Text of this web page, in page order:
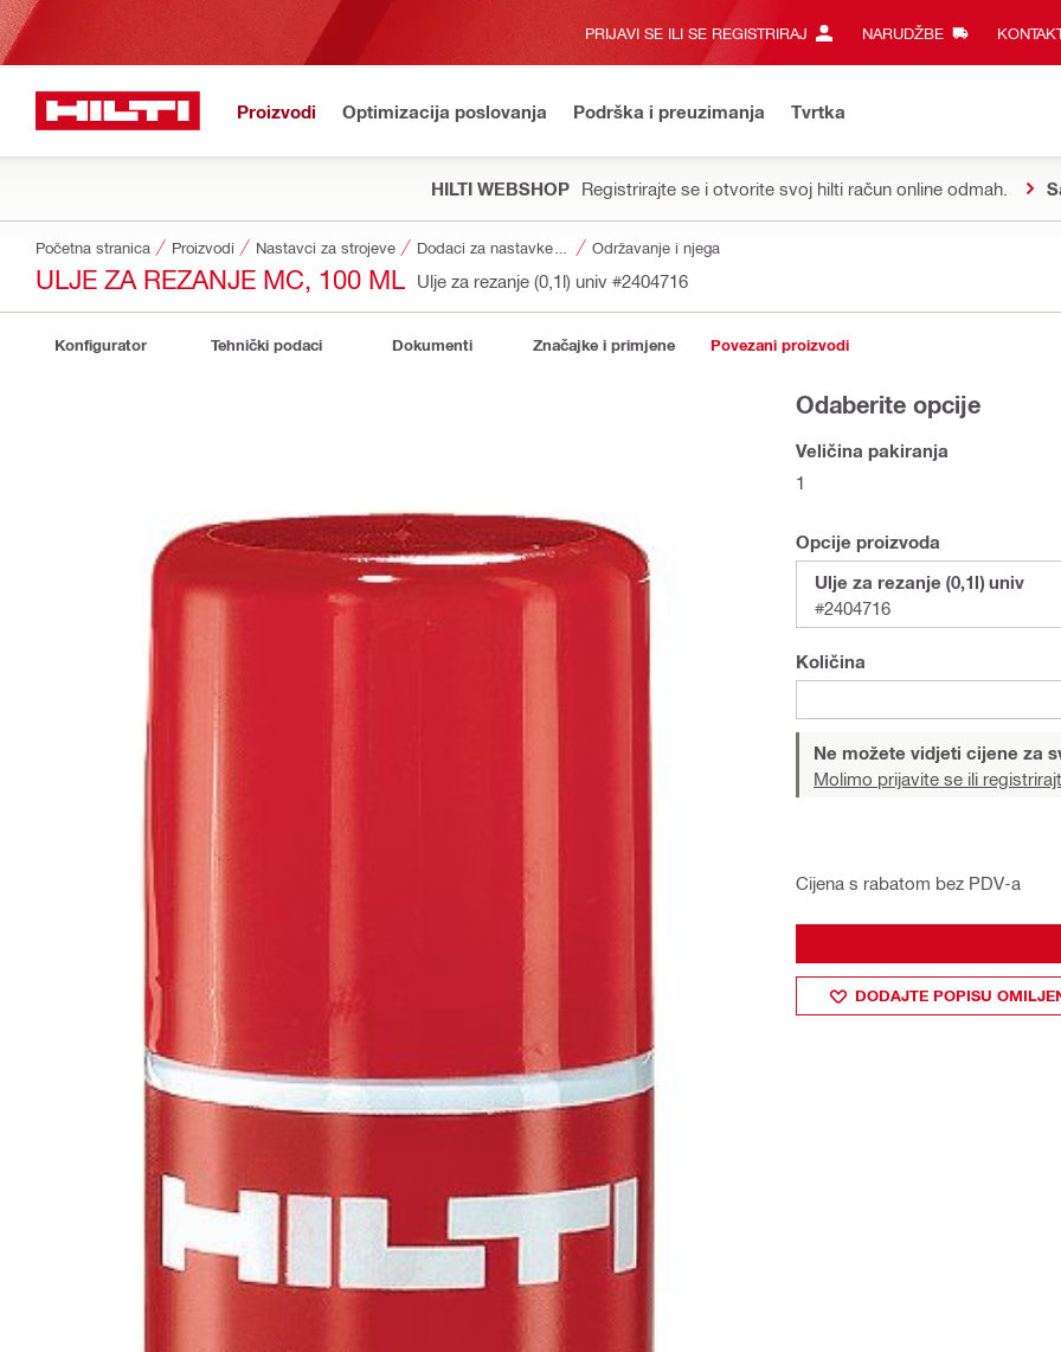
PRIJAVI SE ILI SE REGISTRIRAJ NARUDŽBE
Proizvodi Optimizacija poslovanja Podrška i preuzimanja Tvrtka
HILTI WEBSHOP Registrirajte se i otvorite svoj hilti račun online odmah.
Početna stranica Proizvodi Nastavci za strojeve Održavanje i njega
ULJE ZA REZANJE MC, 100 ML Ulje za rezanje (0,1l) univ #2404716
Konfigurator Tehnički podaci Dokumenti Značajke i primjene Povezani proizvodi
Odaberite opcije
Veličina pakiranja
1
Opcije proizvoda
Ulje za rezanje (0,1l) univ
#2404716
Količina
Ne možete vidjeti cijene za
Molimo prijavite se ili
Cijena s rabatom bez PDV-a
DODAJTE POPISU